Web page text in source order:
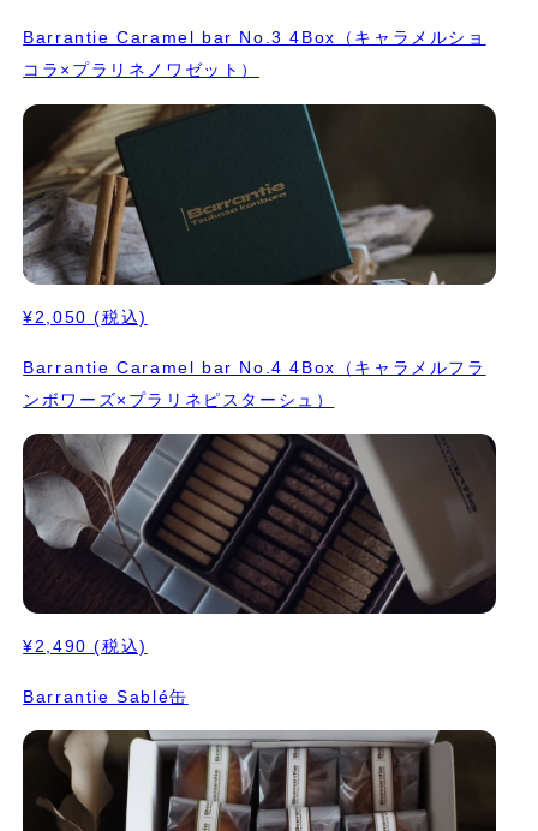
Barrantie Caramel bar No.3 4Box（キャラメルショ
コラ×プラリネノワゼット）
¥2,050 (税込)
Barrantie Caramel bar No.4 4Box（キャラメルフラ
ンボワーズ×プラリネピスターシュ）
¥2,490 (税込)
Barrantie Sablé缶